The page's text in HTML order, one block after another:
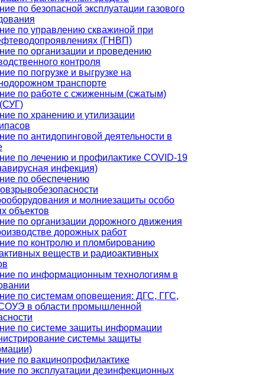
по безопасной эксплуатации газового
по управлению скважиной при
(ГНВП)
по организации и проведению
контроля
по погрузке и выгрузке на
транспорте
по работе с сжиженным (сжатым)
по хранению и утилизации
по антидопинговой деятельности в
по лечению и профилактике COVID-19
инфекция)
по обеспечению
и молниезащиты особо
объектов
по организации дорожного движения
дорожных работ
по контролю и пломбированию
веществ и радиоактивных
по информационным технологиям в
по системам оповещения: ДГС, ГГС,
в области промышленной
по системе защиты информации
системы защиты
по вакцинопрофилактике
по эксплуатации дезинфекционных